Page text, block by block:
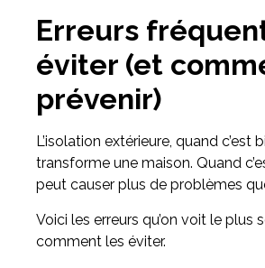
Erreurs
éviter (et
prévenir)
L’isolation extérieure, quand c’est
transforme une maison. Quand
peut causer plus de problèmes
Voici les erreurs qu’on voit le plus
comment les éviter.